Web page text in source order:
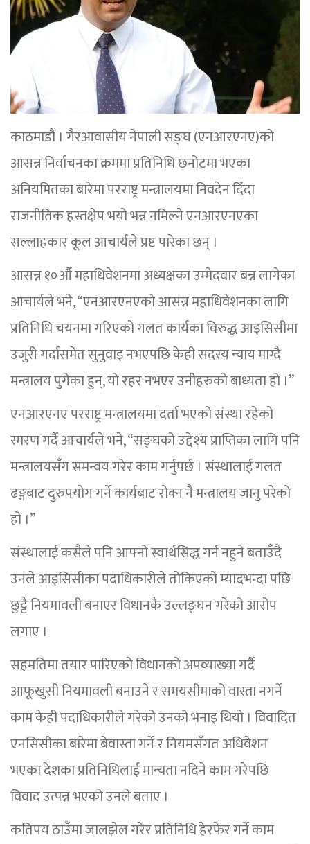
काठमाडौं । गैरआवासीय नेपाली सङ्घ (एनआरएनए)को
आसन्न निर्वाचनका क्रममा प्रतिनिधि छनोटमा भएका
अनियमितका बारेमा परराष्ट्र मन्त्रालयमा निवदेन दिँदा
राजनीतिक हस्तक्षेप भयो भन्न नमिल्ने एनआरएनएका
सल्लाहकार कूल आचार्यले प्रष्ट पारेका छन् ।
आसन्न १०औँ महाधिवेशनमा अध्यक्षका उम्मेदवार बन्न लागेका
आचार्यले भने, “एनआरएनएको आसन्न महाधिवेशनका लागि
प्रतिनिधि चयनमा गरिएको गलत कार्यका विरुद्ध आइसिसीमा
उजुरी गर्दासमेत सुनुवाइ नभएपछि केही सदस्य न्याय माग्दै
मन्त्रालय पुगेका हुन्, यो रहर नभएर उनीहरुको बाध्यता हो ।”
एनआरएनए परराष्ट्र मन्त्रालयमा दर्ता भएको संस्था रहेको
स्मरण गर्दै आचार्यले भने, “सङ्घको उद्देश्य प्राप्तिका लागि पनि
मन्त्रालयसँग समन्वय गरेर काम गर्नुपर्छ । संस्थालाई गलत
ढङ्गबाट दुरुपयोग गर्ने कार्यबाट रोक्न नै मन्त्रालय जानु परेको
हो ।”
संस्थालाई कसैले पनि आफ्नो स्वार्थसिद्ध गर्न नहुने बताउँदै
उनले आइसिसीका पदाधिकारीले तोकिएको म्यादभन्दा पछि
छुट्टै नियमावली बनाएर विधानकै उल्लङ्घन गरेको आरोप
लगाए ।
सहमतिमा तयार पारिएको विधानको अपव्याख्या गर्दै
आफूखुसी नियमावली बनाउने र समयसीमाको वास्ता नगर्ने
काम केही पदाधिकारीले गरेको उनको भनाइ थियो । विवादित
एनसिसीका बारेमा बेवास्ता गर्ने र नियमसँगत अधिवेशन
भएका देशका प्रतिनिधिलाई मान्यता नदिने काम गरेपछि
विवाद उत्पन्न भएको उनले बताए ।
कतिपय ठाउँमा जालझेल गरेर प्रतिनिधि हेरफेर गर्ने काम